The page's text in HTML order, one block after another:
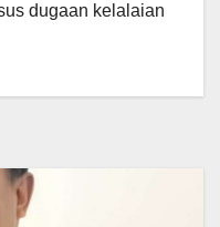
dugaan kelalaian